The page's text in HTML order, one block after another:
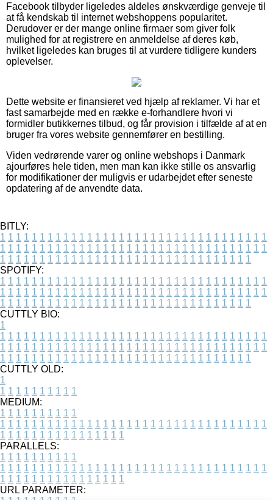
Facebook tilbyder ligeledes aldeles ønskværdige genveje til
at få kendskab til internet webshoppens popularitet.
Derudover er der mange online firmaer som giver folk
mulighed for at registrere en anmeldelse af deres køb,
hvilket ligeledes kan bruges til at vurdere tidligere kunders
oplevelser.
Dette website er finansieret ved hjælp af reklamer. Vi har et
fast samarbejde med en række e-forhandlere hvori vi
formidler butikkernes tilbud, og får provision i tilfælde af at en
bruger fra vores website gennemfører en bestilling.
Viden vedrørende varer og online webshops i Danmark
ajourføres hele tiden, men man kan ikke stille os ansvarlig
for modifikationer der muligvis er udarbejdet efter seneste
opdatering af de anvendte data.
BITLY:
1 1 1 1 1 1 1 1 1 1 1 1 1 1 1 1 1 1 1 1 1 1 1 1 1 1 1 1 1 1 1 1 1 1
1 1 1 1 1 1 1 1 1 1 1 1 1 1 1 1 1 1 1 1 1 1 1 1 1 1 1 1 1 1 1 1 1 1
1 1 1 1 1 1 1 1 1 1 1 1 1 1 1 1 1 1 1 1 1 1 1 1 1 1 1 1 1 1 1 1
SPOTIFY:
1 1 1 1 1 1 1 1 1 1 1 1 1 1 1 1 1 1 1 1 1 1 1 1 1 1 1 1 1 1 1 1 1 1
1 1 1 1 1 1 1 1 1 1 1 1 1 1 1 1 1 1 1 1 1 1 1 1 1 1 1 1 1 1 1 1 1 1
1 1 1 1 1 1 1 1 1 1 1 1 1 1 1 1 1 1 1 1 1 1 1 1 1 1 1 1 1 1 1 1
CUTTLY BIO:
1
1 1 1 1 1 1 1 1 1 1 1 1 1 1 1 1 1 1 1 1 1 1 1 1 1 1 1 1 1 1 1 1 1 1
1 1 1 1 1 1 1 1 1 1 1 1 1 1 1 1 1 1 1 1 1 1 1 1 1 1 1 1 1 1 1 1 1 1
1 1 1 1 1 1 1 1 1 1 1 1 1 1 1 1 1 1 1 1 1 1 1 1 1 1 1 1 1 1 1 1
CUTTLY OLD:
1
1 1 1 1 1 1 1 1 1 1
MEDIUM:
1 1 1 1 1 1 1 1 1 1
1 1 1 1 1 1 1 1 1 1 1 1 1 1 1 1 1 1 1 1 1 1 1 1 1 1 1 1 1 1 1 1 1 1
1 1 1 1 1 1 1 1 1 1 1 1 1 1 1 1
PARALLELS:
1 1 1 1 1 1 1 1 1 1
1 1 1 1 1 1 1 1 1 1 1 1 1 1 1 1 1 1 1 1 1 1 1 1 1 1 1 1 1 1 1 1 1 1
1 1 1 1 1 1 1 1 1 1 1 1 1 1 1 1
URL PARAMETER: